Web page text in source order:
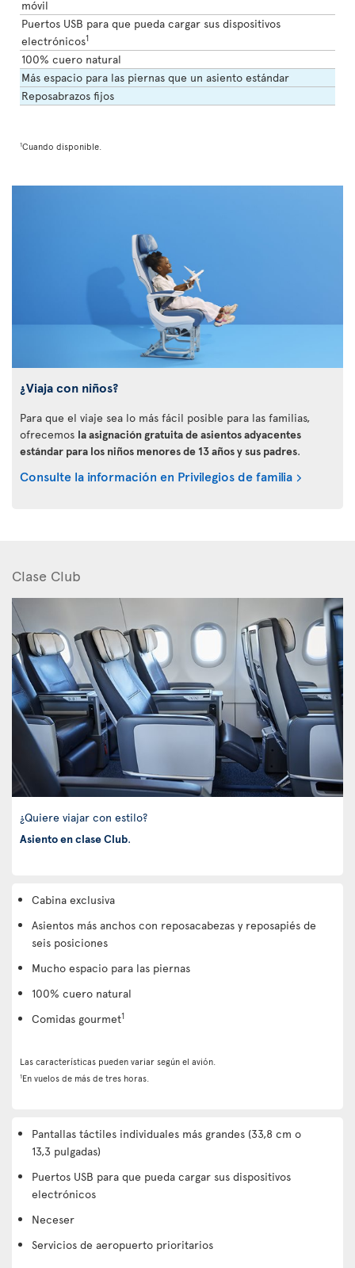
móvil
Puertos USB para que pueda cargar sus dispositivos
electrónicos1
100% cuero natural
Más espacio para las piernas que un asiento estándar
Reposabrazos fijos
1Cuando disponible.
¿Viaja con niños?
Para que el viaje sea lo más fácil posible para las familias,
ofrecemos la asignación gratuita de asientos adyacentes
estándar para los niños menores de 13 años y sus padres.
Consulte la información en Privilegios de familia
Clase Club
¿Quiere viajar con estilo?
Asiento en clase Club.
Cabina exclusiva
Asientos más anchos con reposacabezas y reposapiés de
seis posiciones
Mucho espacio para las piernas
100% cuero natural
Comidas gourmet1
Las características pueden variar según el avión.
1En vuelos de más de tres horas.
Pantallas táctiles individuales más grandes (33,8 cm o
13,3 pulgadas)
Puertos USB para que pueda cargar sus dispositivos
electrónicos
Neceser
Servicios de aeropuerto prioritarios